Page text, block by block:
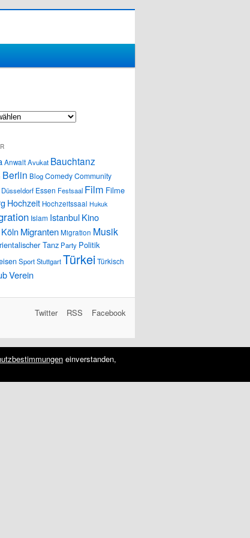
AnwaltAvukat Bauchtanz
Berlin BlogComedyCommunity
Düsseldorf Essen Festsaal Film Filme
Hochzeit Hochzeitssaal Hukuk
Islam IstanbulKino
Köln MigrantenMigration Musik
Tanz Party Politik
SportStuttgartTürkeiTürkisch
Verein
Facebook
RSS
Twitter
einverstanden,